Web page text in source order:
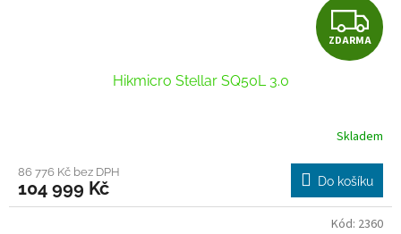
Z
D
R
M
A
ZDARMA
Hikmicro Stellar SQ50L 3.0
produktu
je
5,0
Skladem
86 776 Kč bez DPH
104 999 Kč Do košíku
Kód: 2360